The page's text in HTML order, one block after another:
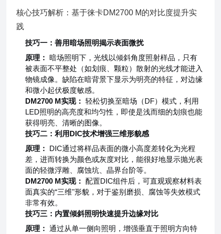
核心技巧解析：基于徕卡DM2700 M的对比度提升实
践
技巧一：善用暗场照明揭示表面微扰
原理： 暗场照明下，光线以倾斜角度照射样品，只有
被表面不平整处（如划痕、颗粒）散射的光线才能进入
物镜成像。缺陷在暗背景下显示为明亮的特征，对边缘
和微小起伏极度敏感。
DM2700 M实现： 轻松切换至暗场（DF）模式，利用
LED照明的高亮度和均匀性，即使是浅而细的划痕也能
获得明亮、清晰的图像。
技巧二：利用DIC技术增强三维形貌感
原理：
DIC通过将样品表面的微小高度差转化为光程
差，进而转换为颜色或灰度对比，能很好地显示抛光表
面的轻微浮雕、腐蚀坑、晶界台阶等。
DM2700 M实现： 配置DIC组件后，可直观观察材料表
面真实的“三维"形貌，对于鉴别磨损、腐蚀等失效模式
非常有效。
技巧三：内置倾斜照明快速提升边缘对比
原理： 通过从单一侧向照明，增强垂直于照明方向特